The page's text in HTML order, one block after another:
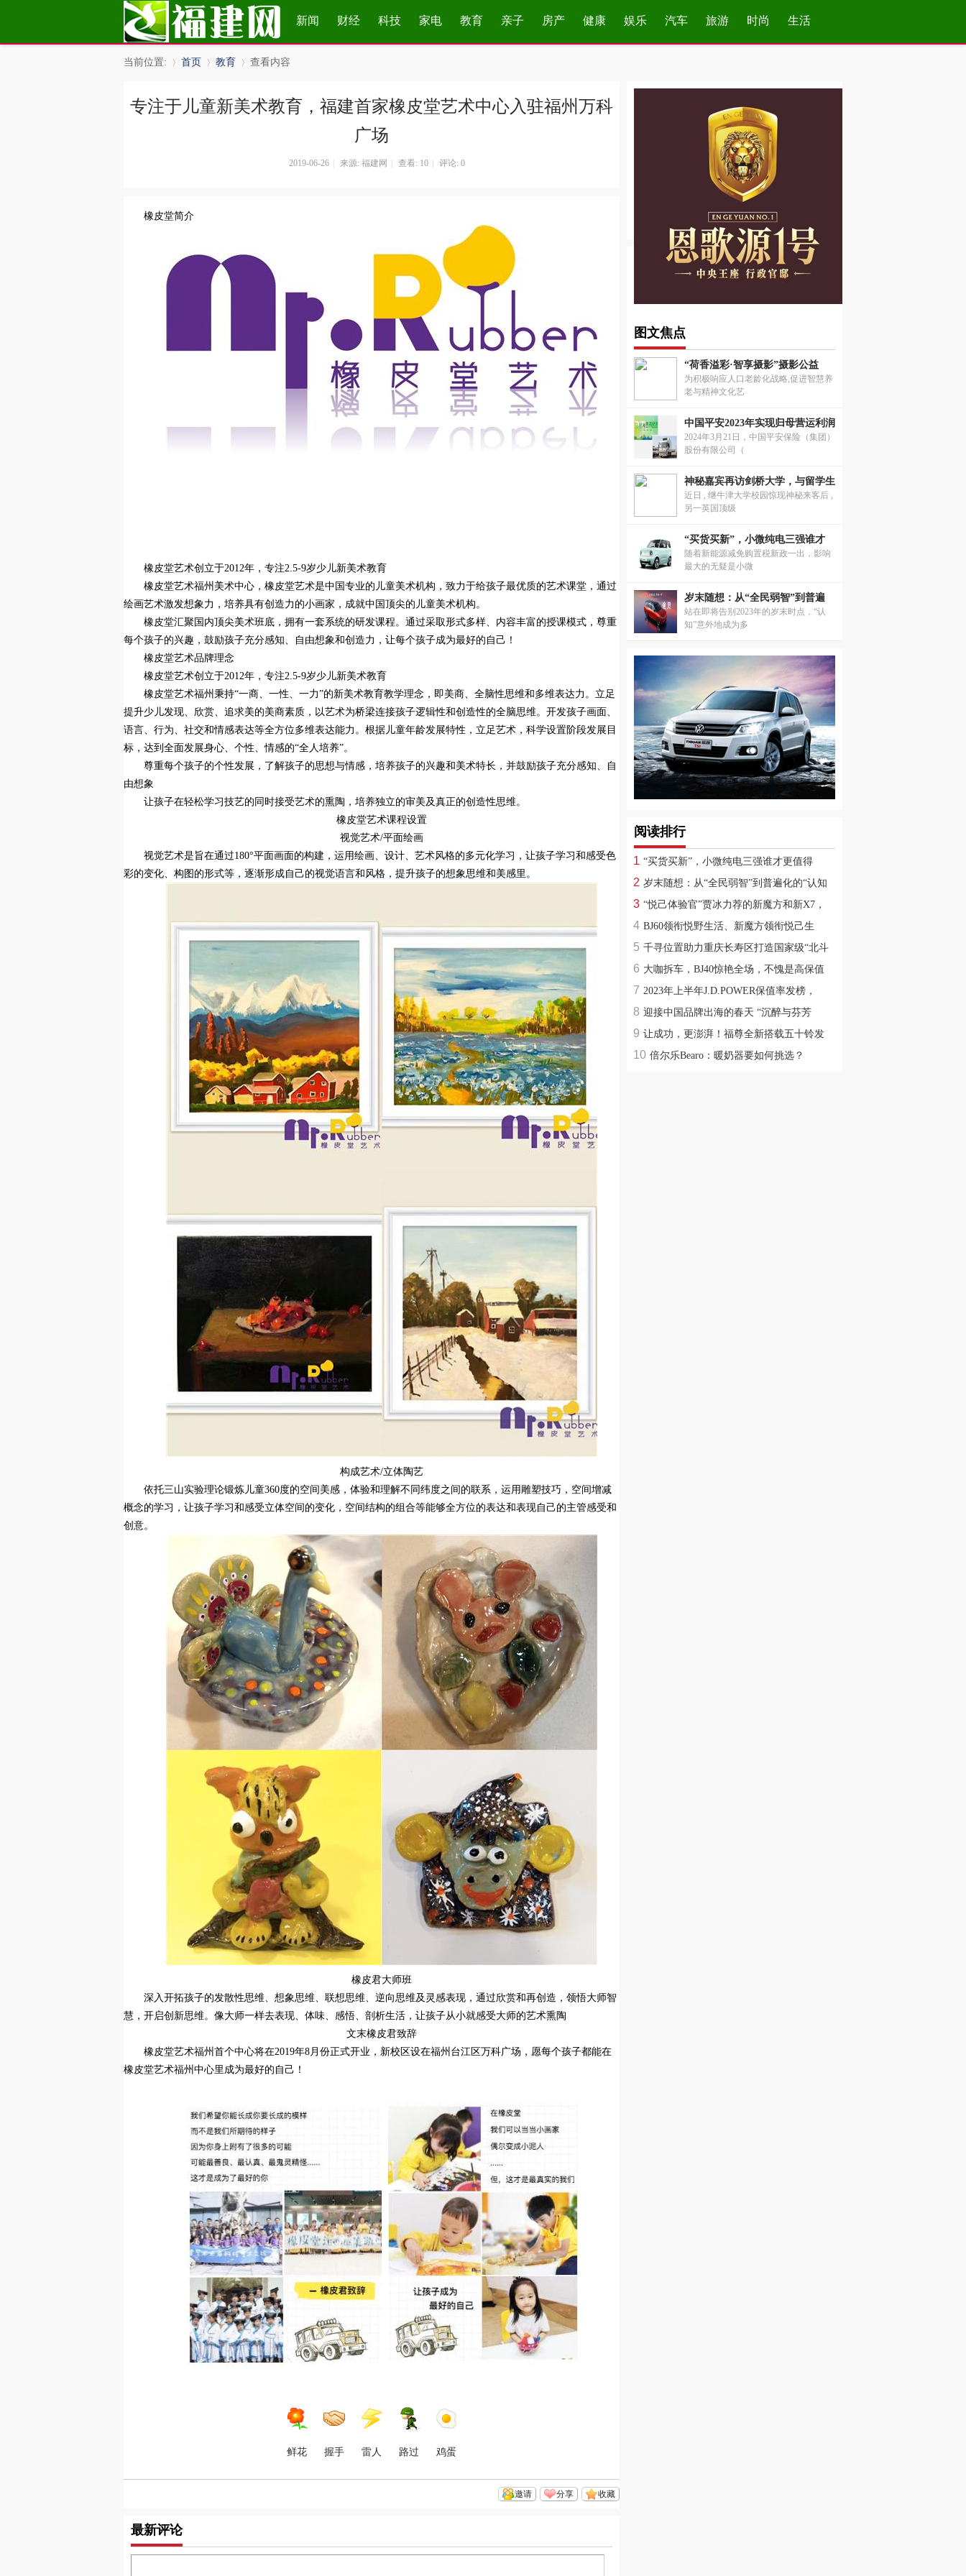
新闻 财经 科技 家电 教育 亲子 房产 健康 娱乐 汽车 旅游 时尚 生活
当前位置: 首页 教育 查看内容
专注于儿童新美术教育，福建首家橡皮堂艺术中心入驻福州万科
广场
2019-06-26 来源: 福建网 查看: 10 评论: 0
橡皮堂简介
橡皮堂艺术创立于2012年，专注2.5-9岁少儿新美术教育
橡皮堂艺术福州美术中心，橡皮堂艺术是中国专业的儿童美术机构，致力于给孩子最优质的艺术课堂，通过
绘画艺术激发想象力，培养具有创造力的小画家，成就中国顶尖的儿童美术机构。
橡皮堂汇聚国内顶尖美术班底，拥有一套系统的研发课程。通过采取形式多样、内容丰富的授课模式，尊重
每个孩子的兴趣，鼓励孩子充分感知、自由想象和创造力，让每个孩子成为最好的自己！
橡皮堂艺术品牌理念
橡皮堂艺术创立于2012年，专注2.5-9岁少儿新美术教育
橡皮堂艺术福州秉持“一商、一性、一力”的新美术教育教学理念，即美商、全脑性思维和多维表达力。立足
提升少儿发现、欣赏、追求美的美商素质，以艺术为桥梁连接孩子逻辑性和创造性的全脑思维。开发孩子画面、
语言、行为、社交和情感表达等全方位多维表达能力。根据儿童年龄发展特性，立足艺术，科学设置阶段发展目
标，达到全面发展身心、个性、情感的“全人培养”。
尊重每个孩子的个性发展，了解孩子的思想与情感，培养孩子的兴趣和美术特长，并鼓励孩子充分感知、自
由想象
让孩子在轻松学习技艺的同时接受艺术的熏陶，培养独立的审美及真正的创造性思维。
橡皮堂艺术课程设置
视觉艺术/平面绘画
视觉艺术是旨在通过180°平面画面的构建，运用绘画、设计、艺术风格的多元化学习，让孩子学习和感受色
彩的变化、构图的形式等，逐渐形成自己的视觉语言和风格，提升孩子的想象思维和美感里。
构成艺术/立体陶艺
依托三山实验理论锻炼儿童360度的空间美感，体验和理解不同纬度之间的联系，运用雕塑技巧，空间增减
概念的学习，让孩子学习和感受立体空间的变化，空间结构的组合等能够全方位的表达和表现自己的主管感受和
创意。
橡皮君大师班
深入开拓孩子的发散性思维、想象思维、联想思维、逆向思维及灵感表现，通过欣赏和再创造，领悟大师智
慧，开启创新思维。像大师一样去表现、体味、感悟、剖析生活，让孩子从小就感受大师的艺术熏陶
文末橡皮君致辞
橡皮堂艺术福州首个中心将在2019年8月份正式开业，新校区设在福州台江区万科广场，愿每个孩子都能在
橡皮堂艺术福州中心里成为最好的自己！
鲜花 握手 雷人 路过 鸡蛋
收藏
分享
邀请
最新评论
图文焦点
“荷香溢彩·智享摄影”摄影公益
为积极响应人口老龄化战略,促进智慧养
老与精神文化艺
中国平安2023年实现归母营运利润
2024年3月21日，中国平安保险（集团）
股份有限公司（
神秘嘉宾再访剑桥大学，与留学生
近日 , 继牛津大学校园惊现神秘来客后 ,
另一英国顶级
“买货买新”，小微纯电三强谁才
随着新能源减免购置税新政一出，影响
最大的无疑是小微
岁末随想：从“全民弱智”到普遍
站在即将告别2023年的岁末时点，“认
知”意外地成为多
阅读排行
1 “买货买新”，小微纯电三强谁才更值得
选？
2 岁末随想：从“全民弱智”到普遍化的“认知
失调”
3 “悦己体验官”贾冰力荐的新魔方和新X7，
闪耀贵阳汽车文化节
4 BJ60领衔悦野生活、新魔方领衔悦己生
活，兰州十一国际车展不见不散！
5 千寻位置助力重庆长寿区打造国家级“北斗
+智慧城市”
6 大咖拆车，BJ40惊艳全场，不愧是高保值
率神车
7 2023年上半年J.D.POWER保值率发榜，
BJ40成绩惊人！
8 迎接中国品牌出海的春天 “沉醉与芬芳
·EMDC发展合作北京论坛欢迎活动”举行
9 让成功，更澎湃！福尊全新搭载五十铃发
动机，芯动上市！
10 倍尔乐Bearo：暖奶器要如何挑选？